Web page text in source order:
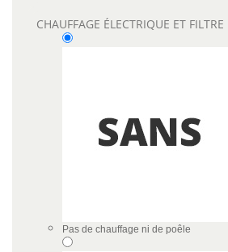
CHAUFFAGE ÉLECTRIQUE ET FILTRE
Pas de chauffage ni de poêle